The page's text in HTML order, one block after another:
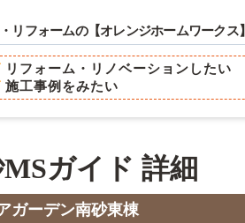
リフォームの【オレンジホームワークス】
リフォーム・リノベーションしたい
施工事例をみたい
リフォーム
不動産売買
会社案内
ブログ
ガイド 詳細
ガーデン南砂東棟